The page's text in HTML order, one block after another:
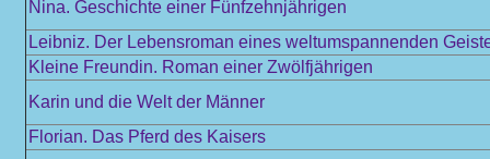
Nina. Geschichte einer Fünfzehnjährigen
Leibniz. Der Lebensroman eines weltumspannenden
Kleine Freundin. Roman einer Zwölfjährigen
Karin und die Welt der Männer
Florian. Das Pferd des Kaisers